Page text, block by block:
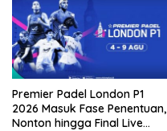
Premier Padel London P1
2026 Masuk Fase Penentuan,
Nonton hingga Final Live